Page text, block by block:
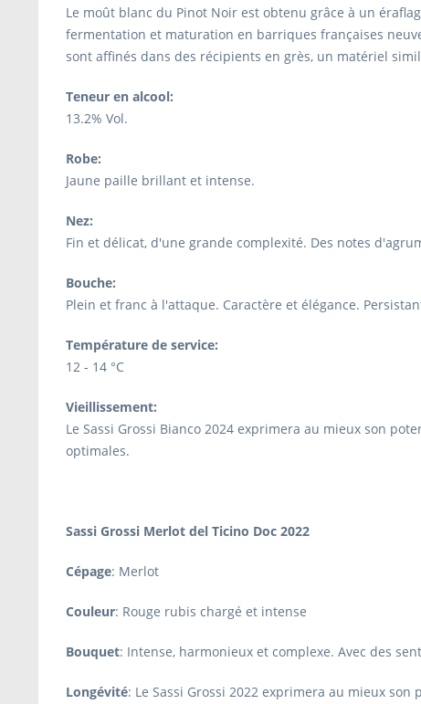
Le moût blanc du Pinot Noir est obtenu grâce à un
fermentation et maturation en barriques françaises
sont affinés dans des récipients en grès, un matériel
Teneur en alcool:
13.2% Vol.
Robe:
Jaune paille brillant et intense.
Nez:
Fin et délicat, d'une grande complexité. Des notes
Bouche:
Plein et franc à l'attaque. Caractère et élégance.
Température de service:
12 - 14 °C
Vieillissement:
Le Sassi Grossi Bianco 2024 exprimera au mieux son
optimales.
Sassi Grossi Merlot del Ticino Doc 2022
Cépage: Merlot
Couleur: Rouge rubis chargé et intense
Bouquet: Intense, harmonieux et complexe. Avec des
Longévité: Le Sassi Grossi 2022 exprimera au mieux